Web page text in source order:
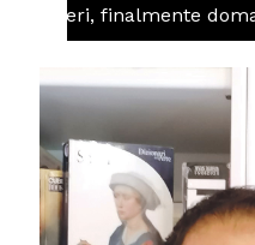
Valdieri, finalmente